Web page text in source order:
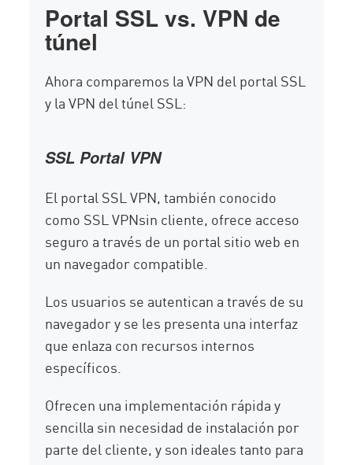
Portal SSL vs. VPN de
túnel
Ahora comparemos la VPN del portal SSL
y la VPN del túnel SSL:
SSL Portal VPN
El portal SSL VPN, también conocido
como SSL VPNsin cliente, ofrece acceso
seguro a través de un portal sitio web en
un navegador compatible.
Los usuarios se autentican a través de su
navegador y se les presenta una interfaz
que enlaza con recursos internos
específicos.
Ofrecen una implementación rápida y
sencilla sin necesidad de instalación por
parte del cliente, y son ideales tanto para